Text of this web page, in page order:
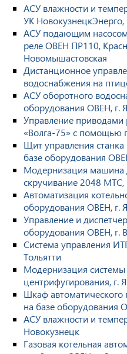
АСУ влажности и
УК НовокузнецкЭнерго,
АСУ подающим
реле ОВЕН ПР110,
Новомышастовская
Дистанционное
водоснабжения на
АСУ оборотного
оборудования ОВЕН, г.
Управление приводами
«Волга-75» с помощью
Щит управления станка
базе оборудования
Модернизация машина
скручивание 2048 МТС,
Автоматизация
оборудования ОВЕН, г.
Управление и
оборудования ОВЕН, г.
Система управления
Тольятти
Модернизация
центрифугирования, г.
Шкаф
на базе оборудования
АСУ влажности и
Новокузнецк
Газовая котельная